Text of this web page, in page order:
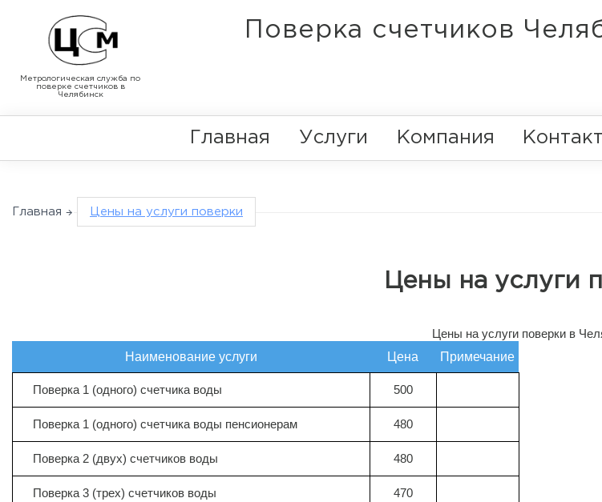
Метрологическая служба по
поверке счетчиков в
Челябинск
Поверка счетчиков
Главная Услуги Компания
Главная Цены на услуги поверки
Цены на услуги
Цены на услуги поверки в
Наименование услуги
Цена Примечание
Поверка 1 (одного) счетчика воды 500
Поверка 1 (одного) счетчика воды пенсионерам 480
Поверка 2 (двух) счетчиков воды 480
Поверка 3 (трех) счетчиков воды 470